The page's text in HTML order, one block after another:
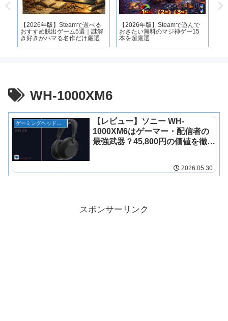
【2026年版】Steamで遊べる
おすすめ脱出ゲーム5選｜謎解
き好きがハマる名作だけ厳選
【2026年版】Steamで遊んで
おきたい無料のマジ神ゲー15
本を超厳選
WH-1000XM6
ゲーミングヘッドセット
【レビュー】ソニー WH-
1000XM6はゲーマー・配信者の
最強武器？45,800円の価値を徹底
2026.05.30
スポンサーリンク